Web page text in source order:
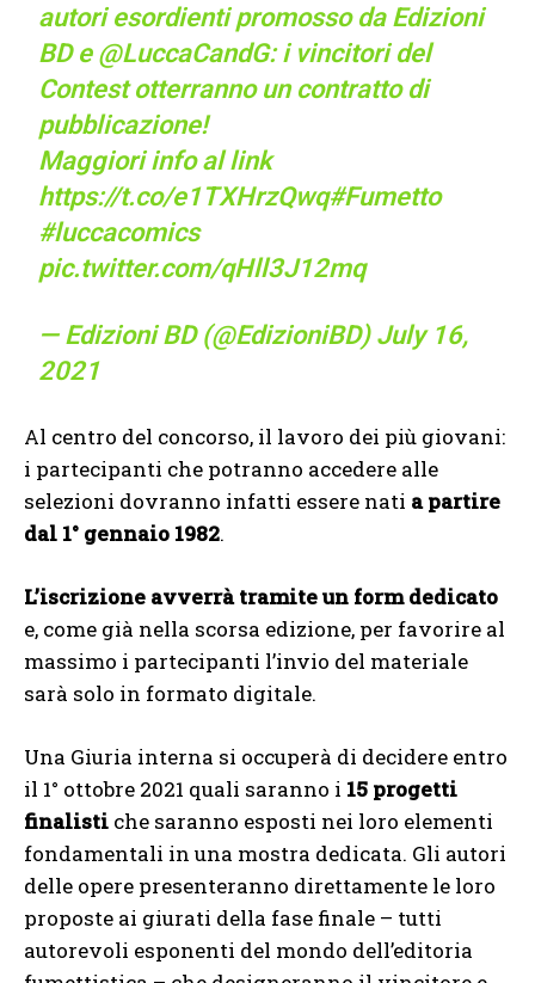
autori esordienti promosso da Edizioni
BD e @LuccaCandG: i vincitori del
Contest otterranno un contratto di
pubblicazione!
Maggiori info al link
https://t.co/e1TXHrzQwq#Fumetto
#luccacomics
pic.twitter.com/qHll3J12mq
— Edizioni BD (@EdizioniBD) July 16,
2021
Al centro del concorso, il lavoro dei più giovani:
i partecipanti che potranno accedere alle
selezioni dovranno infatti essere nati a partire
dal 1° gennaio 1982.
L’iscrizione avverrà tramite un form dedicato
e, come già nella scorsa edizione, per favorire al
massimo i partecipanti l’invio del materiale
sarà solo in formato digitale.
Una Giuria interna si occuperà di decidere entro
il 1° ottobre 2021 quali saranno i 15 progetti
finalisti che saranno esposti nei loro elementi
fondamentali in una mostra dedicata. Gli autori
delle opere presenteranno direttamente le loro
proposte ai giurati della fase finale – tutti
autorevoli esponenti del mondo dell’editoria